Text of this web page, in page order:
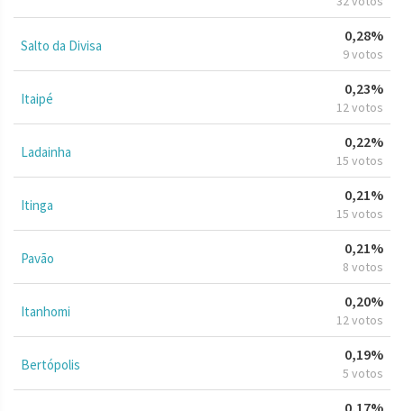
Salto da Divisa
0,28%
9 votos
Itaipé
0,23%
12 votos
Ladainha
0,22%
15 votos
Itinga
0,21%
15 votos
Pavão
0,21%
8 votos
Itanhomi
0,20%
12 votos
Bertópolis
0,19%
5 votos
0,17%